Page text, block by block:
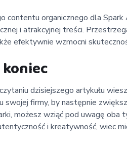
contentu organicznego dla
i atrakcyjnej treści.
efektywnie wzmocni
koniec
dzisiejszego artykułu
swojej firmy, by następnie
możesz wziąć pod uwagę
i kreatywność, wiec